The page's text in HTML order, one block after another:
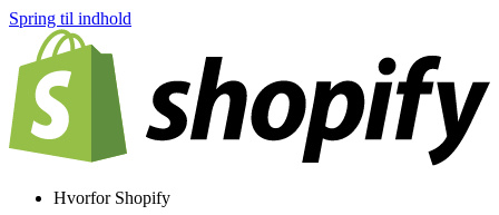
Spring til indhold
Hvorfor Shopify